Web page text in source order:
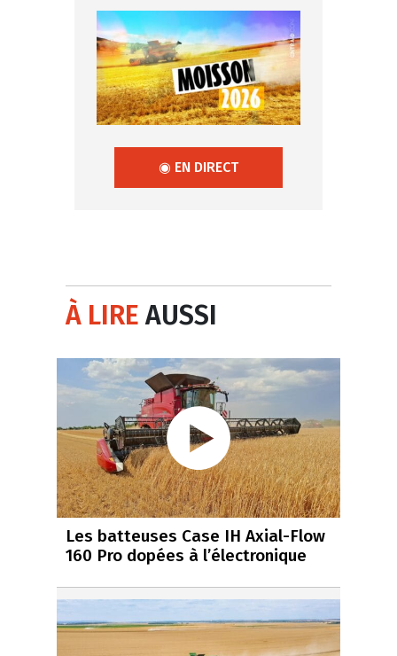
◉ EN DIRECT
À LIREAUSSI
Les batteuses Case IH Axial-Flow
160 Pro dopées à l’électronique